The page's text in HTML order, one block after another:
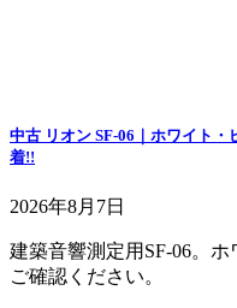
中古 リオン SF-06｜ホワイト
着!!
2026年8月7日
建築音響測定用SF-06。
ご確認ください。